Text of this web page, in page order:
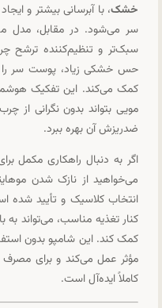
خشک، با آبرسانی بیشتر و
سر می‌شود. در مقابل،
سبک‌تر و تنظیم‌کننده ترشح
حس خشکی زیاد، پوست سر را
کمک می‌کند. این تفکیک
مویی بتواند بدون نگرانی
ضدریزش آن بهره ببرد.
اگر به دنبال راهکاری مکمل
می‌خواهید از نازک شدن
انتخاب کلاسیک و تأیید شده
کنار تغذیه مناسب، می‌تواند
کمک کند. این شامپو بدون
مؤثر عمل می‌کند و برای مصرف
کاملاً ایده‌آل است.